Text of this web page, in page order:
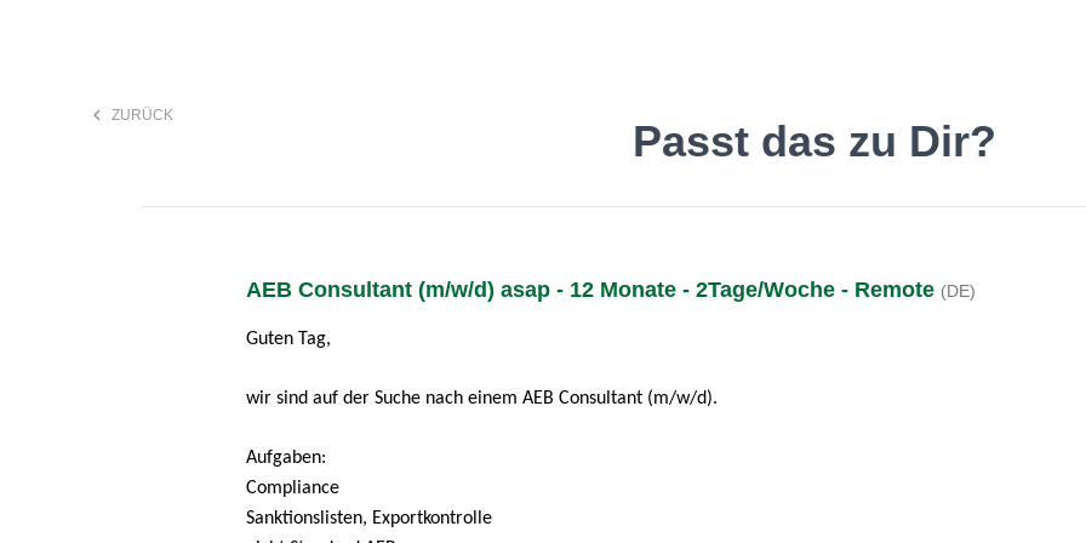
Finde den Job, der Dir
keyboard_arrow_left ZURÜCK
Passt das zu Dir?
AEB Consultant (m/w/d) asap - 12 Monate - 2Tage/Woche - Remote (DE)
Guten Tag,
wir sind auf der Suche nach einem AEB Consultant (m/w/d).
Aufgaben:
Compliance
Sanktionslisten, Exportkontrolle